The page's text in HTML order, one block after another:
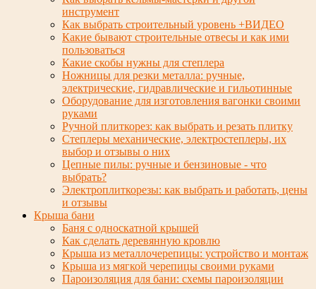
инструмент
Как выбрать строительный уровень +ВИДЕО
Какие бывают строительные отвесы и как ими
пользоваться
Какие скобы нужны для степлера
Ножницы для резки металла: ручные,
электрические, гидравлические и гильотинные
Оборудование для изготовления вагонки своими
руками
Ручной плиткорез: как выбрать и резать плитку
Степлеры механические, электростеплеры, их
выбор и отзывы о них
Цепные пилы: ручные и бензиновые - что
выбрать?
Электроплиткорезы: как выбрать и работать, цены
и отзывы
Крыша бани
Баня с односкатной крышей
Как сделать деревянную кровлю
Крыша из металлочерепицы: устройство и монтаж
Крыша из мягкой черепицы своими руками
Пароизоляция для бани: схемы пароизоляции